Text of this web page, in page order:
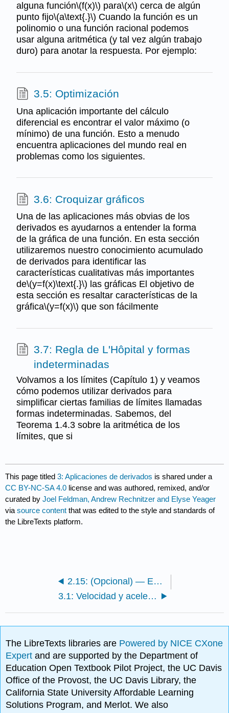
alguna función\(f(x)\) para\(x\) cerca de algún
punto fijo\(a\text{.}\) Cuando la función es un
polinomio o una función racional podemos
usar alguna aritmética (y tal vez algún trabajo
duro) para anotar la respuesta. Por ejemplo:
3.5: Optimización
Una aplicación importante del cálculo
diferencial es encontrar el valor máximo (o
mínimo) de una función. Esto a menudo
encuentra aplicaciones del mundo real en
problemas como los siguientes.
3.6: Croquizar gráficos
Una de las aplicaciones más obvias de los
derivados es ayudarnos a entender la forma
de la gráfica de una función. En esta sección
utilizaremos nuestro conocimiento acumulado
de derivados para identificar las
características cualitativas más importantes
de\(y=f(x)\text{.}\) las gráficas El objetivo de
esta sección es resaltar características de la
gráfica\(y=f(x)\) que son fácilmente
3.7: Regla de L'Hôpital y formas
indeterminadas
Volvamos a los límites (Capítulo 1) y veamos
cómo podemos utilizar derivados para
simplificar ciertas familias de límites llamadas
formas indeterminadas. Sabemos, del
Teorema 1.4.3 sobre la aritmética de los
límites, que si
This page titled3: Aplicaciones de derivados is shared under a
CC BY-NC-SA 4.0 license and was authored, remixed, and/or
curated byJoel Feldman, Andrew Rechnitzer and Elyse Yeager
viasource content that was edited to the style and standards of
the LibreTexts platform.
2.15: (Opcional) — Es\(\lim_{x\to c}f'(x)\) Equal to \(f'(c)\text{?}\)
3.1: Velocidad y aceleración
The LibreTexts libraries are Powered by NICE CXone
Expertand are supported by the Department of
Education Open Textbook Pilot Project, the UC Davis
Office of the Provost, the UC Davis Library, the
California State University Affordable Learning
Solutions Program, and Merlot. We also